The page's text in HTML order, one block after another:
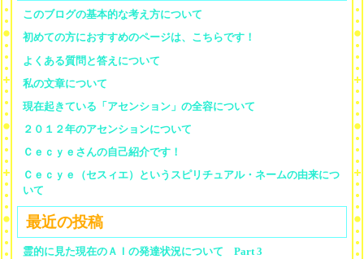
このブログの基本的な考え方について
初めての方におすすめのページは、こちらです！
よくある質問と答えについて
私の文章について
現在起きている「アセンション」の全容について
２０１２年のアセンションについて
Ｃｅｃｙｅさんの自己紹介です！
Ｃｅｃｙｅ（セスィエ）というスピリチュアル・ネームの由来につ
いて
最近の投稿
霊的に見た現在のＡＩの発達状況について Part 3